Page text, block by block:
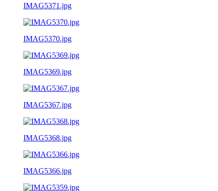
IMAG5371.jpg
IMAG5370.jpg
IMAG5369.jpg
IMAG5367.jpg
IMAG5368.jpg
IMAG5366.jpg